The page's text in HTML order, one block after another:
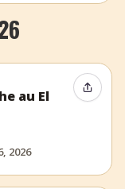
au El
2026